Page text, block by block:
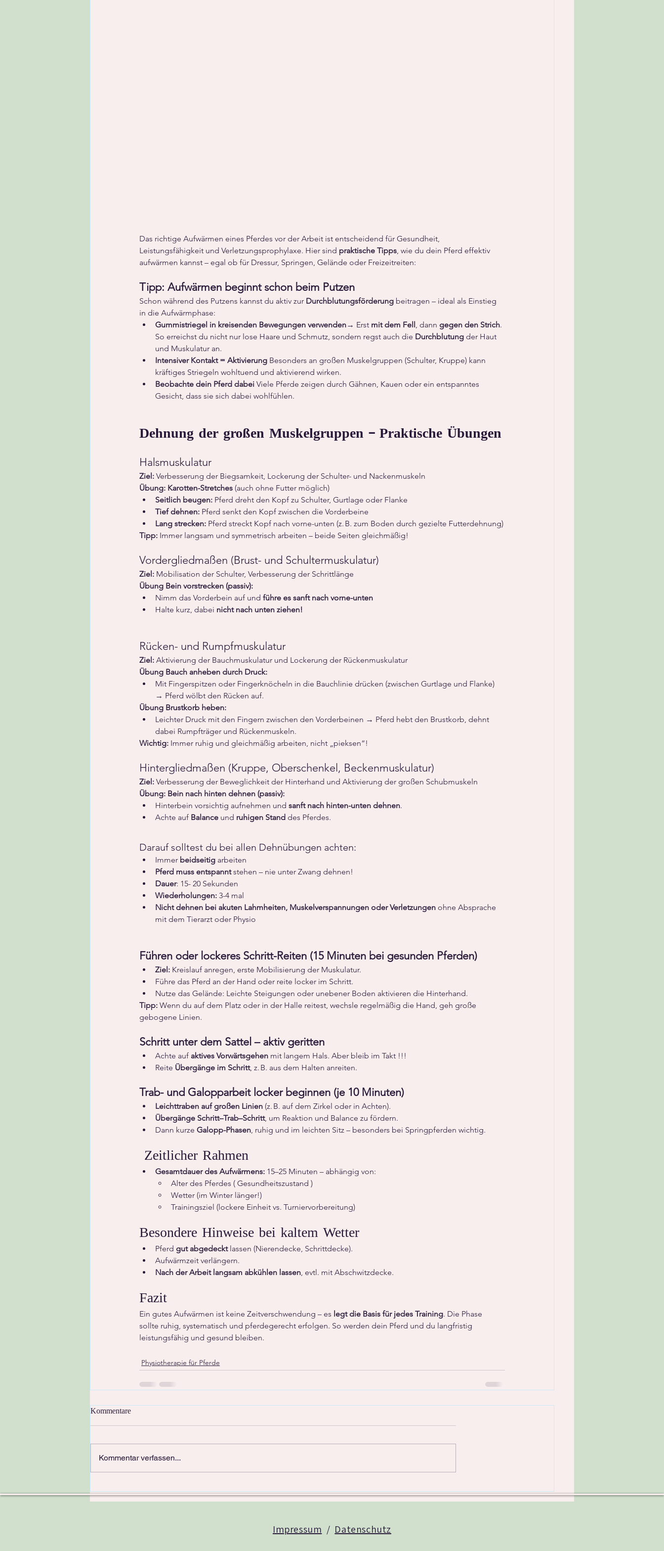
Das richtige Aufwärmen eines Pferdes vor der Arbeit ist entscheidend für Gesundheit,
Leistungsfähigkeit und Verletzungsprophylaxe. Hier sind praktische Tipps, wie du dein Pferd effektiv
aufwärmen kannst – egal ob für Dressur, Springen, Gelände oder Freizeitreiten:
Tipp: Aufwärmen beginnt schon beim Putzen
Schon während des Putzens kannst du aktiv zur Durchblutungsförderung beitragen – ideal als Einstieg
in die Aufwärmphase:
Gummistriegel in kreisenden Bewegungen verwenden→ Erst mit dem Fell , dann gegen den Strich.
So erreichst du nicht nur lose Haare und Schmutz, sondern regst auch die Durchblutung der Haut
und Muskulatur an.
Intensiver Kontakt = Aktivierung Besonders an großen Muskelgruppen (Schulter, Kruppe) kann
kräftiges Striegeln wohltuend und aktivierend wirken.
Beobachte dein Pferd dabei Viele Pferde zeigen durch Gähnen, Kauen oder ein entspanntes
Gesicht, dass sie sich dabei wohlfühlen.
Dehnung der großen Muskelgruppen – Praktische Übungen
Halsmuskulatur
Ziel: Verbesserung der Biegsamkeit, Lockerung der Schulter- und Nackenmuskeln
Übung: Karotten-Stretches (auch ohne Futter möglich)
Seitlich beugen: Pferd dreht den Kopf zu Schulter, Gurtlage oder Flanke
Tief dehnen: Pferd senkt den Kopf zwischen die Vorderbeine
Lang strecken: Pferd streckt Kopf nach vorne-unten (z. B. zum Boden durch gezielte Futterdehnung)
Tipp: Immer langsam und symmetrisch arbeiten – beide Seiten gleichmäßig!
Vordergliedmaßen (Brust- und Schultermuskulatur)
Ziel: Mobilisation der Schulter, Verbesserung der Schrittlänge
Übung Bein vorstrecken (passiv):
Nimm das Vorderbein auf und führe es sanft nach vorne-unten
Halte kurz, dabei nicht nach unten ziehen!
Rücken- und Rumpfmuskulatur
Ziel: Aktivierung der Bauchmuskulatur und Lockerung der Rückenmuskulatur
Übung Bauch anheben durch Druck:
Mit Fingerspitzen oder Fingerknöcheln in die Bauchlinie drücken (zwischen Gurtlage und Flanke)
→ Pferd wölbt den Rücken auf.
Übung Brustkorb heben:
Leichter Druck mit den Fingern zwischen den Vorderbeinen → Pferd hebt den Brustkorb, dehnt
dabei Rumpfträger und Rückenmuskeln.
Wichtig: Immer ruhig und gleichmäßig arbeiten, nicht „pieksen“!
Hintergliedmaßen (Kruppe, Oberschenkel, Beckenmuskulatur)
Ziel: Verbesserung der Beweglichkeit der Hinterhand und Aktivierung der großen Schubmuskeln
Übung: Bein nach hinten dehnen (passiv):
Hinterbein vorsichtig aufnehmen und sanft nach hinten-unten dehnen.
Achte auf Balance und ruhigen Stand des Pferdes.
Darauf solltest du bei allen Dehnübungen achten:
Immer beidseitig arbeiten
Pferd muss entspannt stehen – nie unter Zwang dehnen!
Dauer: 15- 20 Sekunden
Wiederholungen: 3-4 mal
Nicht dehnen bei akuten Lahmheiten, Muskelverspannungen oder Verletzungen ohne Absprache
mit dem Tierarzt oder Physio
Führen oder lockeres Schritt-Reiten (15 Minuten bei gesunden Pferden)
Ziel: Kreislauf anregen, erste Mobilisierung der Muskulatur.
Führe das Pferd an der Hand oder reite locker im Schritt.
Nutze das Gelände: Leichte Steigungen oder unebener Boden aktivieren die Hinterhand.
Tipp: Wenn du auf dem Platz oder in der Halle reitest, wechsle regelmäßig die Hand, geh große
gebogene Linien.
Schritt unter dem Sattel – aktiv geritten
Achte auf aktives Vorwärtsgehen mit langem Hals. Aber bleib im Takt !!!
Reite Übergänge im Schritt, z. B. aus dem Halten anreiten.
Trab- und Galopparbeit locker beginnen (je 10 Minuten)
Leichttraben auf großen Linien (z. B. auf dem Zirkel oder in Achten).
Übergänge Schritt–Trab–Schritt, um Reaktion und Balance zu fördern.
Dann kurze Galopp-Phasen, ruhig und im leichten Sitz – besonders bei Springpferden wichtig.
Zeitlicher Rahmen
Gesamtdauer des Aufwärmens: 15–25 Minuten – abhängig von:
Alter des Pferdes ( Gesundheitszustand )
Wetter (im Winter länger!)
Trainingsziel (lockere Einheit vs. Turniervorbereitung)
Besondere Hinweise bei kaltem Wetter
Pferd gut abgedeckt lassen (Nierendecke, Schrittdecke).
Aufwärmzeit verlängern.
Nach der Arbeit langsam abkühlen lassen, evtl. mit Abschwitzdecke.
Fazit
Ein gutes Aufwärmen ist keine Zeitverschwendung – es legt die Basis für jedes Training. Die Phase
sollte ruhig, systematisch und pferdegerecht erfolgen. So werden dein Pferd und du langfristig
leistungsfähig und gesund bleiben.
Physiotherapie für Pferde
Kommentare
Kommentar verfassen...
Impressum / Datenschutz